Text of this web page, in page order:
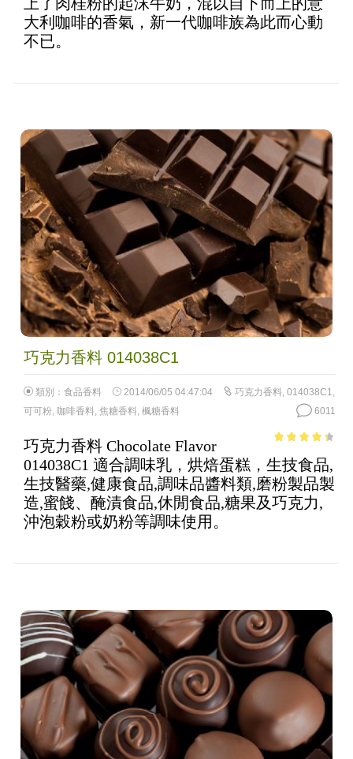
大利咖啡的香氣，新一代咖啡族為此而心動
不已。
巧克力香料 014038C1
類別： 食品香料 2014/06/05 04:47:04 巧克力香料, 014038C1,
可可粉, 咖啡香料, 焦糖香料, 楓糖香料 6011
of 5
巧克力香料 Chocolate Flavor
014038C1 適合調味乳，烘焙蛋糕，生技食品,
生技醫藥,健康食品,調味品醬料類,磨粉製品製
造,蜜餞、醃漬食品,休閒食品,糖果及巧克力,
沖泡穀粉或奶粉等調味使用。